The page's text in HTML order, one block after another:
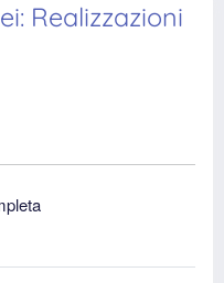
Realizzazioni